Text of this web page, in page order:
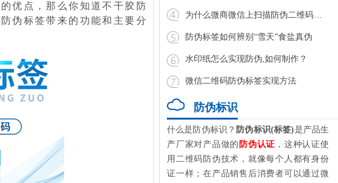
优点，那么你知道不干胶防
伪标签带来的功能和主要分
为什么微商微信上扫描防伪二维码扫不出
防伪标签如何辨别“雪天”食盐真伪
水印纸怎么实现防伪,如何制作？
微信二维码防伪标签实现方法
防伪标识
什么是防伪标识？ 防伪标识(标签)是产品生
产厂家对产品做的 防伪认证 ，这种认证使
用二维码防伪技术，就像每个人都有身份
证一样；在产品销售后消费者可以通过微